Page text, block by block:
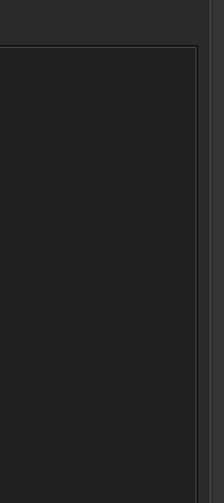
KANADA